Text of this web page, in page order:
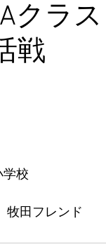
クラ
戦
学校
牧田フレンド